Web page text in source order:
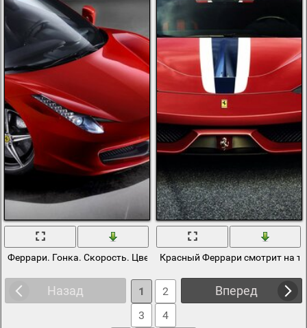
Феррари. Гонка. Скорость. Цвет лидераКрасный Феррари смотрит на
Назад Вперед
1
2
3
4